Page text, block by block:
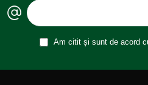
Am citit și sunt de acord